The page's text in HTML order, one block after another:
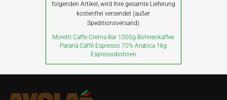
folgenden Artikel, wird Ihre gesamte Lieferung
kostenfrei versendet (außer
Speditionsversand)
Moretti Caffe Crema Bar 1000g Bohnenkaffee
Paranà Caffè Espresso 70% Arabica 1kg
Espressobohnen